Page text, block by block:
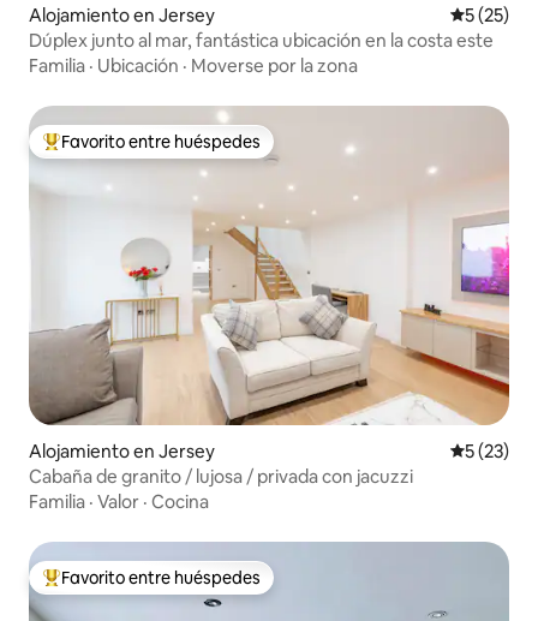
Alojamiento en Jersey
5 (25)
Dúplex junto al mar, fantástica ubicación en la costa este
Familia · Ubicación · Moverse por la zona
Favorito entre los huéspedes más destacados
Favorito entre huéspedes
Alojamiento en Jersey
5 (23)
Cabaña de granito / lujosa / privada con jacuzzi
Familia · Valor · Cocina
Favorito entre los huéspedes más destacados
Favorito entre huéspedes